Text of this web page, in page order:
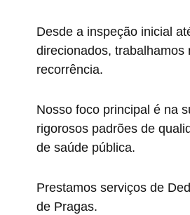
Desde a inspeção inicial
direcionados,
recorrência.
Nosso foco principal é na
rigorosos padrões de
de saúde pública.
Prestamos serviços de
de Pragas.